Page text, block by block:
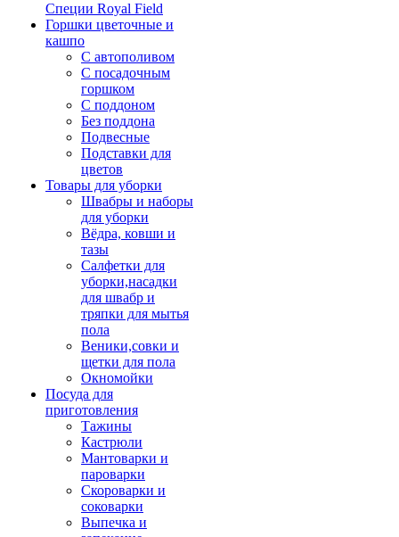
Специи Royal Field
Горшки цветочные и
кашпо
С автополивом
С посадочным
горшком
С поддоном
Без поддона
Подвесные
Подставки для
цветов
Товары для уборки
Швабры и наборы
для уборки
Вёдра, ковши и
тазы
Салфетки для
уборки,насадки
для швабр и
тряпки для мытья
пола
Веники,совки и
щетки для пола
Окномойки
Посуда для
приготовления
Тажины
Кастрюли
Мантоварки и
пароварки
Скороварки и
соковарки
Выпечка и